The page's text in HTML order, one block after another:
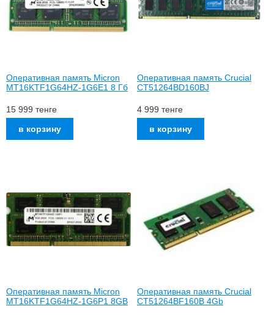
Оперативная память Micron
MT16KTF1G64HZ-1G6E1 8 Гб
15 999 тенге
Оперативная память Crucial
CT51264BD160BJ
4 999 тенге
Оперативная память Micron
MT16KTF1G64HZ-1G6P1 8GB
Оперативная память Crucial
CT51264BF160B 4Gb